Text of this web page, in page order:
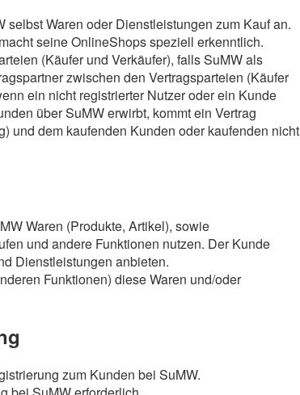
Waren oder Dienstleistungen zum Kauf an.
seine OnlineShops speziell erkenntlich.
(Käufer und Verkäufer), falls SuMW als
zwischen den Vertragsparteien (Käufer
ein nicht registrierter Nutzer oder ein Kunde
über SuMW erwirbt, kommt ein Vertrag
und dem kaufenden Kunden oder kaufenden nicht
Waren (Produkte, Artikel), sowie
und andere Funktionen nutzen. Der Kunde
Dienstleistungen anbieten.
Funktionen) diese Waren und/oder
zum Kunden bei SuMW.